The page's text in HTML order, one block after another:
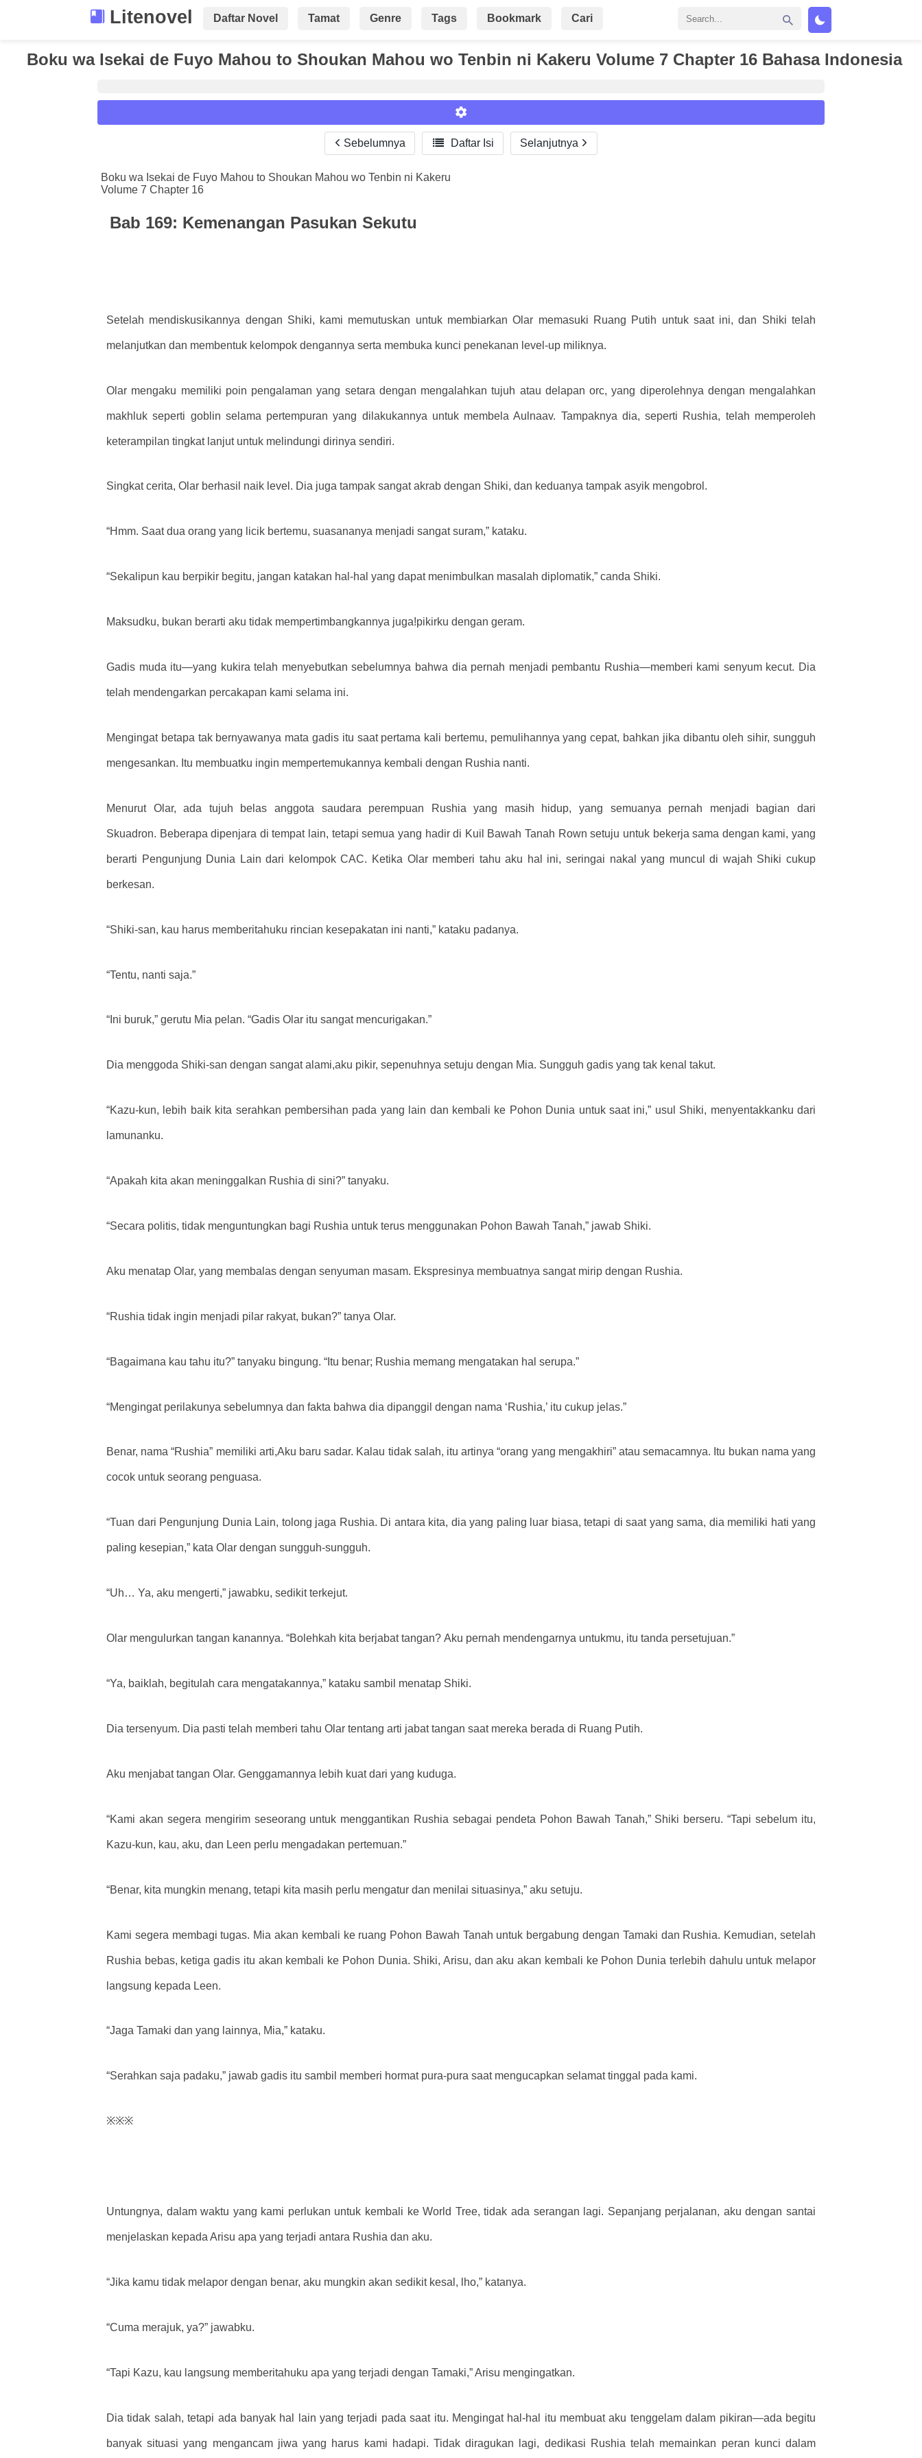
Litenovel Daftar Novel Tamat Genre Tags Bookmark Cari
Boku wa Isekai de Fuyo Mahou to Shoukan Mahou wo Tenbin ni Kakeru Volume 7 Chapter 16 Bahasa Indonesia
Font :
Titillium Web
Arial
Size :
Sebelumnya  Daftar Isi Selanjutnya
Boku wa Isekai de Fuyo Mahou to Shoukan Mahou wo Tenbin ni Kakeru
Volume 7 Chapter 16
Bab 169: Kemenangan Pasukan Sekutu
Setelah mendiskusikannya dengan Shiki, kami memutuskan untuk membiarkan Olar memasuki Ruang Putih untuk saat ini, dan Shiki telah
melanjutkan dan membentuk kelompok dengannya serta membuka kunci penekanan level-up miliknya.
Olar mengaku memiliki poin pengalaman yang setara dengan mengalahkan tujuh atau delapan orc, yang diperolehnya dengan mengalahkan
makhluk seperti goblin selama pertempuran yang dilakukannya untuk membela Aulnaav. Tampaknya dia, seperti Rushia, telah memperoleh
keterampilan tingkat lanjut untuk melindungi dirinya sendiri.
Singkat cerita, Olar berhasil naik level. Dia juga tampak sangat akrab dengan Shiki, dan keduanya tampak asyik mengobrol.
“Hmm. Saat dua orang yang licik bertemu, suasananya menjadi sangat suram,” kataku.
“Sekalipun kau berpikir begitu, jangan katakan hal-hal yang dapat menimbulkan masalah diplomatik,” canda Shiki.
Maksudku, bukan berarti aku tidak mempertimbangkannya juga!pikirku dengan geram.
Gadis muda itu—yang kukira telah menyebutkan sebelumnya bahwa dia pernah menjadi pembantu Rushia—memberi kami senyum kecut. Dia
telah mendengarkan percakapan kami selama ini.
Mengingat betapa tak bernyawanya mata gadis itu saat pertama kali bertemu, pemulihannya yang cepat, bahkan jika dibantu oleh sihir, sungguh
mengesankan. Itu membuatku ingin mempertemukannya kembali dengan Rushia nanti.
Menurut Olar, ada tujuh belas anggota saudara perempuan Rushia yang masih hidup, yang semuanya pernah menjadi bagian dari
Skuadron. Beberapa dipenjara di tempat lain, tetapi semua yang hadir di Kuil Bawah Tanah Rown setuju untuk bekerja sama dengan kami, yang
berarti Pengunjung Dunia Lain dari kelompok CAC. Ketika Olar memberi tahu aku hal ini, seringai nakal yang muncul di wajah Shiki cukup
berkesan.
“Shiki-san, kau harus memberitahuku rincian kesepakatan ini nanti,” kataku padanya.
“Tentu, nanti saja.”
“Ini buruk,” gerutu Mia pelan. “Gadis Olar itu sangat mencurigakan.”
Dia menggoda Shiki-san dengan sangat alami,aku pikir, sepenuhnya setuju dengan Mia. Sungguh gadis yang tak kenal takut.
“Kazu-kun, lebih baik kita serahkan pembersihan pada yang lain dan kembali ke Pohon Dunia untuk saat ini,” usul Shiki, menyentakkanku dari
lamunanku.
“Apakah kita akan meninggalkan Rushia di sini?” tanyaku.
“Secara politis, tidak menguntungkan bagi Rushia untuk terus menggunakan Pohon Bawah Tanah,” jawab Shiki.
Aku menatap Olar, yang membalas dengan senyuman masam. Ekspresinya membuatnya sangat mirip dengan Rushia.
“Rushia tidak ingin menjadi pilar rakyat, bukan?” tanya Olar.
“Bagaimana kau tahu itu?” tanyaku bingung. “Itu benar; Rushia memang mengatakan hal serupa.”
“Mengingat perilakunya sebelumnya dan fakta bahwa dia dipanggil dengan nama ‘Rushia,’ itu cukup jelas.”
Benar, nama “Rushia” memiliki arti,Aku baru sadar. Kalau tidak salah, itu artinya “orang yang mengakhiri” atau semacamnya. Itu bukan nama yang
cocok untuk seorang penguasa.
“Tuan dari Pengunjung Dunia Lain, tolong jaga Rushia. Di antara kita, dia yang paling luar biasa, tetapi di saat yang sama, dia memiliki hati yang
paling kesepian,” kata Olar dengan sungguh-sungguh.
“Uh… Ya, aku mengerti,” jawabku, sedikit terkejut.
Olar mengulurkan tangan kanannya. “Bolehkah kita berjabat tangan? Aku pernah mendengarnya untukmu, itu tanda persetujuan.”
“Ya, baiklah, begitulah cara mengatakannya,” kataku sambil menatap Shiki.
Dia tersenyum. Dia pasti telah memberi tahu Olar tentang arti jabat tangan saat mereka berada di Ruang Putih.
Aku menjabat tangan Olar. Genggamannya lebih kuat dari yang kuduga.
“Kami akan segera mengirim seseorang untuk menggantikan Rushia sebagai pendeta Pohon Bawah Tanah,” Shiki berseru. “Tapi sebelum itu,
Kazu-kun, kau, aku, dan Leen perlu mengadakan pertemuan.”
“Benar, kita mungkin menang, tetapi kita masih perlu mengatur dan menilai situasinya,” aku setuju.
Kami segera membagi tugas. Mia akan kembali ke ruang Pohon Bawah Tanah untuk bergabung dengan Tamaki dan Rushia. Kemudian, setelah
Rushia bebas, ketiga gadis itu akan kembali ke Pohon Dunia. Shiki, Arisu, dan aku akan kembali ke Pohon Dunia terlebih dahulu untuk melapor
langsung kepada Leen.
“Jaga Tamaki dan yang lainnya, Mia,” kataku.
“Serahkan saja padaku,” jawab gadis itu sambil memberi hormat pura-pura saat mengucapkan selamat tinggal pada kami.
※※※
Untungnya, dalam waktu yang kami perlukan untuk kembali ke World Tree, tidak ada serangan lagi. Sepanjang perjalanan, aku dengan santai
menjelaskan kepada Arisu apa yang terjadi antara Rushia dan aku.
“Jika kamu tidak melapor dengan benar, aku mungkin akan sedikit kesal, lho,” katanya.
“Cuma merajuk, ya?” jawabku.
“Tapi Kazu, kau langsung memberitahuku apa yang terjadi dengan Tamaki,” Arisu mengingatkan.
Dia tidak salah, tetapi ada banyak hal lain yang terjadi pada saat itu. Mengingat hal-hal itu membuat aku tenggelam dalam pikiran—ada begitu
banyak situasi yang mengancam jiwa yang harus kami hadapi. Tidak diragukan lagi, dedikasi Rushia telah memainkan peran kunci dalam